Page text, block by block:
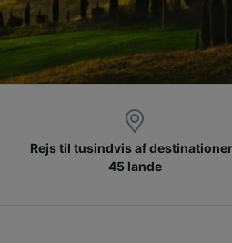
Rejs til tusindvis af
45 lande